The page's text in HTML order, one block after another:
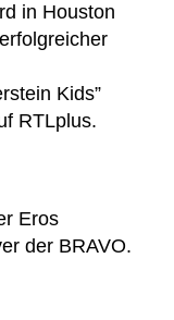
in Houston
Kids”
RTLplus.
Eros
der BRAVO.